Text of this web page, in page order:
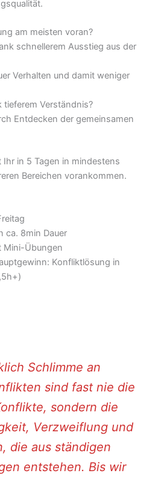
am meisten voran?
schnellerem Ausstieg aus der
Verhalten und damit weniger
tieferem Verständnis?
Entdecken der gemeinsamen
in 5 Tagen in mindestens
Bereichen vorankommen.
ca. 8min Dauer
Mini-Übungen
Konfliktlösung in
Schlimme an
sind fast nie die
sondern die
Verzweiflung und
die aus ständigen
entstehen. Bis wir